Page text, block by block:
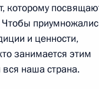
развития
которому
и ценности,
занимается этим
наша страна.